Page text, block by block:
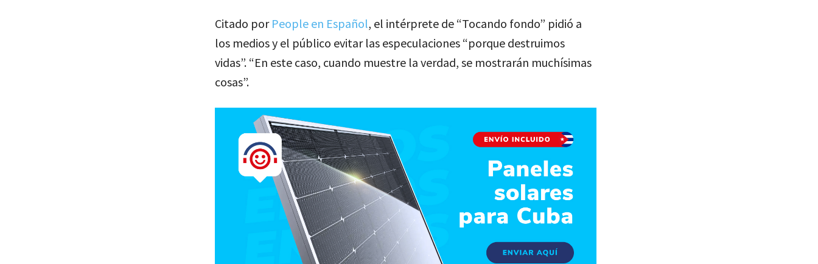
Citado por People en Español, el intérprete de “Tocando fondo” pidió a
los medios y el público evitar las especulaciones “porque destruimos
vidas”. “En este caso, cuando muestre la verdad, se mostrarán muchísimas
cosas”.